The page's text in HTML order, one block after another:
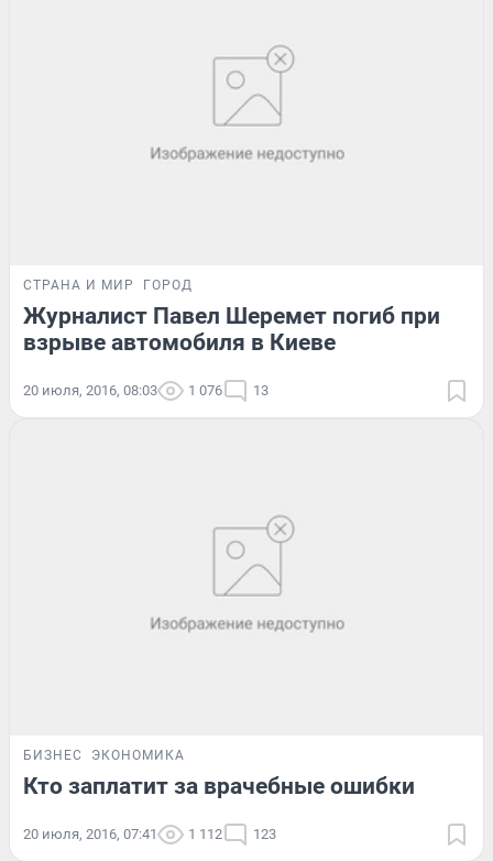
СТРАНА И МИР ГОРОД
Журналист Павел Шеремет погиб при
взрыве автомобиля в Киеве
20 июля, 2016, 08:03 1 076 13
БИЗНЕС ЭКОНОМИКА
Кто заплатит за врачебные ошибки
20 июля, 2016, 07:41 1 112 123